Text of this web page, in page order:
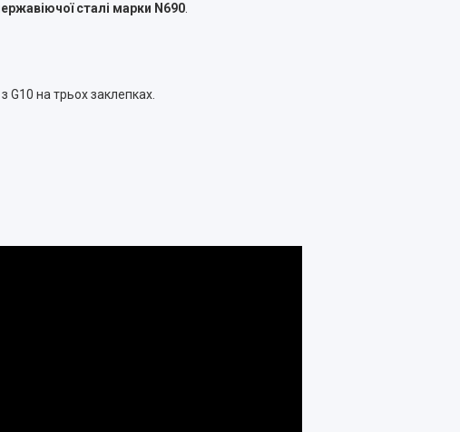
сталі марки N690
G10 на трьох заклепках.